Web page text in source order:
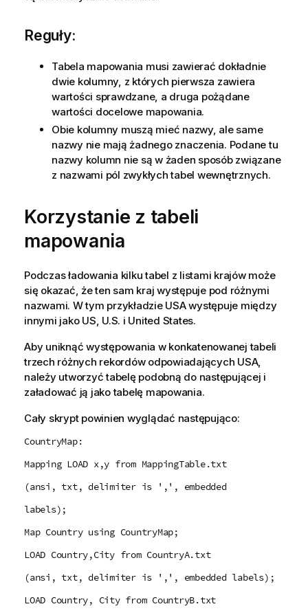
Reguły:
Tabela mapowania musi zawierać dokładnie
dwie kolumny, z których pierwsza zawiera
wartości sprawdzane, a druga pożądane
wartości docelowe mapowania.
Obie kolumny muszą mieć nazwy, ale same
nazwy nie mają żadnego znaczenia. Podane tu
nazwy kolumn nie są w żaden sposób związane
z nazwami pól zwykłych tabel wewnętrznych.
Korzystanie z tabeli
mapowania
Podczas ładowania kilku tabel z listami krajów może
się okazać, że ten sam kraj występuje pod różnymi
nazwami. W tym przykładzie USA występuje między
innymi jako US, U.S. i United States.
Aby uniknąć występowania w konkatenowanej tabeli
trzech różnych rekordów odpowiadających USA,
należy utworzyć tabelę podobną do następującej i
załadować ją jako tabelę mapowania.
Cały skrypt powinien wyglądać następująco:
CountryMap:
Mapping LOAD x,y from MappingTable.txt
(ansi, txt, delimiter is ',', embedded
labels);
Map Country using CountryMap;
LOAD Country,City from CountryA.txt
(ansi, txt, delimiter is ',', embedded labels);
LOAD Country, City from CountryB.txt